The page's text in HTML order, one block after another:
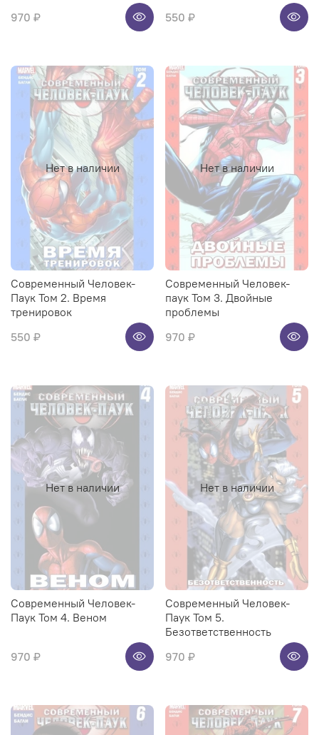
970 ₽
550 ₽
Нет в наличии
Современный Человек-
Паук Том 2. Время
тренировок
550 ₽
Нет в наличии
Современный Человек-
паук Том 3. Двойные
проблемы
970 ₽
Нет в наличии
Современный Человек-
Паук Том 4. Веном
970 ₽
Нет в наличии
Современный Человек-
Паук Том 5.
Безответственность
970 ₽